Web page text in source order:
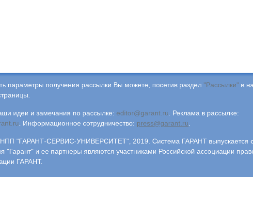
параметры получения рассылки Вы можете, посетив раздел "Рассылки" в
идеи и замечания по рассылке: editor@garant.ru
Реклама в рассылке:
Информационное сотрудничество: press@garant.ru
"ГАРАНТ-СЕРВИС-УНИВЕРСИТЕТ", 2019. Система ГАРАНТ выпускается с
"Гарант" и ее партнеры являются участниками Российской ассоциации
ГАРАНТ.